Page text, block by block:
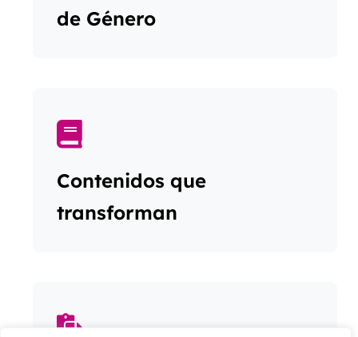
de Género
Contenidos que
transforman